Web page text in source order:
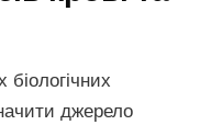
біологічних
джерело